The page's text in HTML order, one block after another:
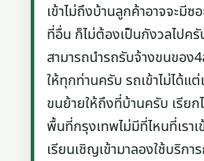
เข้าไม่ถึงบ้านลูกค้าอาจจะมี
ที่อื่น ก็ไม่ต้องเป็นกังวลไปครั
สามารถนำรถรับจ้างขนของ
ให้ทุกท่านครับ รถเข้าไม่ได้แต่
ขนย้ายให้ถึงที่บ้านครับ เรียก
พื้นที่กรุงเทพไม่มีที่ไหนที่เราเ
เรียนเชิญเข้ามาลองใช้บริกา